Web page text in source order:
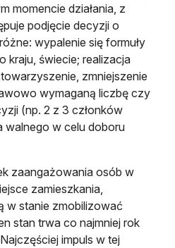
momencie działania, z
podjęcie decyzji o
wypalenie się formuły
kraju, świecie; realizacja
zmniejszenie
wymaganą liczbę czy
(np. 2 z 3 członków
walnego w celu doboru
zaangażowania osób w
zamieszkania,
w stanie zmobilizować
stan trwa co najmniej rok
impuls w tej